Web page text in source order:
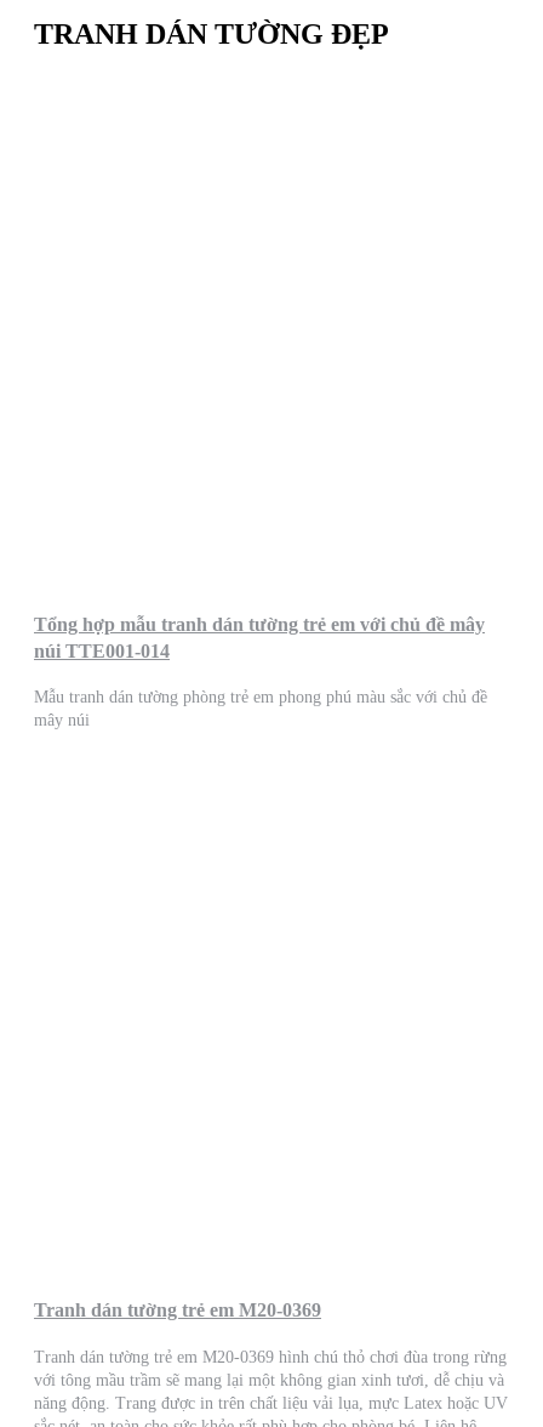
TRANH DÁN TƯỜNG ĐẸP
Tổng hợp mẫu tranh dán tường trẻ em với chủ đề mây
núi TTE001-014
Mẫu tranh dán tường phòng trẻ em phong phú màu sắc với chủ đề
mây núi
Tranh dán tường trẻ em M20-0369
Tranh dán tường trẻ em M20-0369 hình chú thỏ chơi đùa trong rừng
với tông mầu trầm sẽ mang lại một không gian xinh tươi, dễ chịu và
năng động. Trang được in trên chất liệu vải lụa, mực Latex hoặc UV